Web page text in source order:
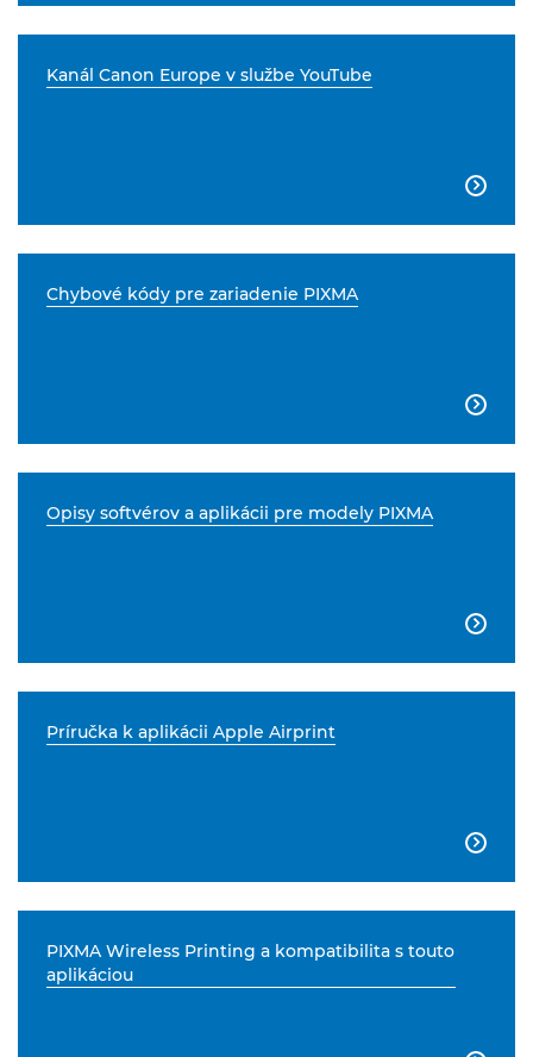
Kanál Canon Europe v službe YouTube

Chybové kódy pre zariadenie PIXMA

Opisy softvérov a aplikácii pre modely PIXMA

Príručka k aplikácii Apple Airprint

PIXMA Wireless Printing a kompatibilita s touto
aplikáciou